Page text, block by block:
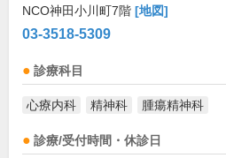
NCO神田小川町7階 [地図]
03-3518-5309
診療科目
心療内科 精神科 腫瘍精神科
診療/受付時間・休診日